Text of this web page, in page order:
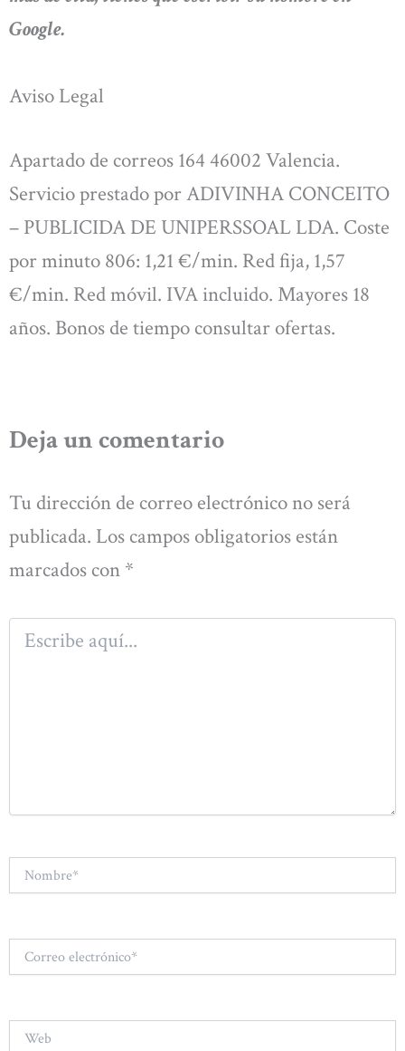
Google.
Aviso Legal
Apartado de correos 164 46002 Valencia.
Servicio prestado por ADIVINHA CONCEITO
– PUBLICIDA DE UNIPERSSOAL LDA. Coste
por minuto 806: 1,21 €/min. Red fija, 1,57
€/min. Red móvil. IVA incluido. Mayores 18
años. Bonos de tiempo consultar ofertas.
Deja un comentario
Tu dirección de correo electrónico no será
publicada. Los campos obligatorios están
marcados con *
Escribe
aquí...
electrónico*